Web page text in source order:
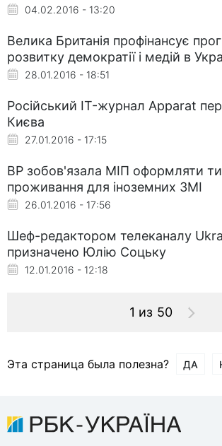
04.02.2016 - 13:20
Велика Британія профінансує
розвитку демократії і медій в
28.01.2016 - 18:51
Російський IT-журнал Apparat
Києва
27.01.2016 - 17:15
ВР зобов'язала МІП оформляти
проживання для іноземних ЗМІ
26.01.2016 - 17:56
Шеф-редактором телеканалу
призначено Юлію Соцьку
12.01.2016 - 12:18
1 из 50
Эта страница была полезна? ДА